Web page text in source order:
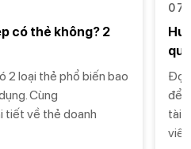
có thẻ không? 2
2 loại thẻ phổ biến bao
Cùng
tiết về thẻ doanh
Đọc
để
tài
viết